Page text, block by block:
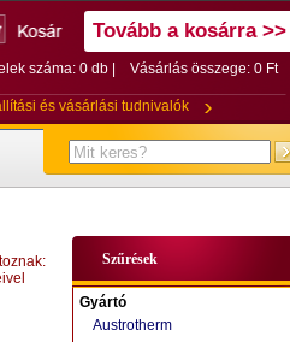
Tovább a kosárra >>
száma: 0 db | Vásárlás összege: 0 Ft
és vásárlási tudnivalók
Szűrések
Gyártó
Austrotherm